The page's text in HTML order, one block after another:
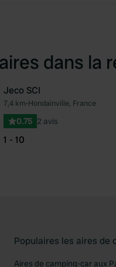
dans la
Jeco SCI
7,4 km•Hondainville, France
0.75 2 avis
1 - 10
Populaires les aires de
Aires de camping-car aux